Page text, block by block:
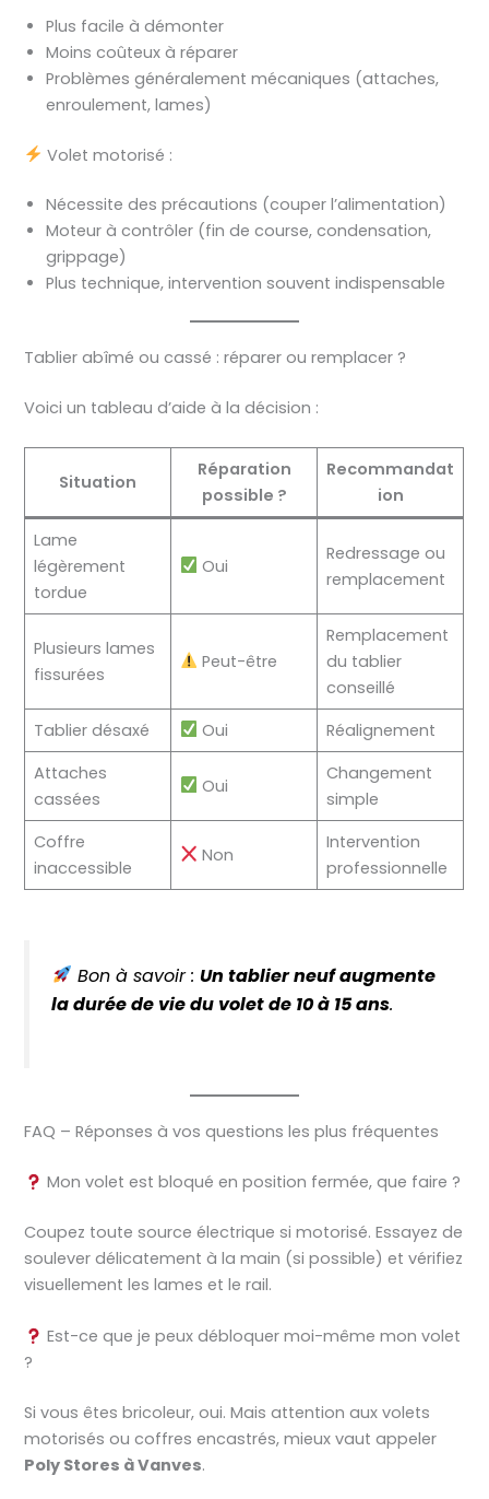
Plus facile à démonter
Moins coûteux à réparer
Problèmes généralement mécaniques (attaches,
enroulement, lames)
Volet motorisé :
Nécessite des précautions (couper l’alimentation)
Moteur à contrôler (fin de course, condensation,
grippage)
Plus technique, intervention souvent indispensable
Tablier abîmé ou cassé : réparer ou remplacer ?
Voici un tableau d’aide à la décision :
Situation
Réparation
possible ?
Recommandat
ion
Lame
légèrement
tordue
Oui
Redressage ou
remplacement
Plusieurs lames
fissurées
Peut-être
Remplacement
du tablier
conseillé
Tablier désaxé
Oui
Réalignement
Attaches
cassées
Oui
Changement
simple
Coffre
inaccessible
Non
Intervention
professionnelle
Bon à savoir : Un tablier neuf augmente
la durée de vie du volet de 10 à 15 ans.
FAQ – Réponses à vos questions les plus fréquentes
Mon volet est bloqué en position fermée, que faire ?
Coupez toute source électrique si motorisé. Essayez de
soulever délicatement à la main (si possible) et vérifiez
visuellement les lames et le rail.
Est-ce que je peux débloquer moi-même mon volet
?
Si vous êtes bricoleur, oui. Mais attention aux volets
motorisés ou coffres encastrés, mieux vaut appeler
Poly Stores à Vanves.